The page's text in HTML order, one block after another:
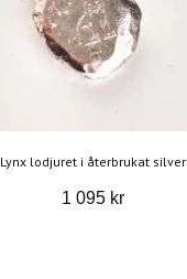
Lynx lodjuret i återbrukat silver
1 095 kr